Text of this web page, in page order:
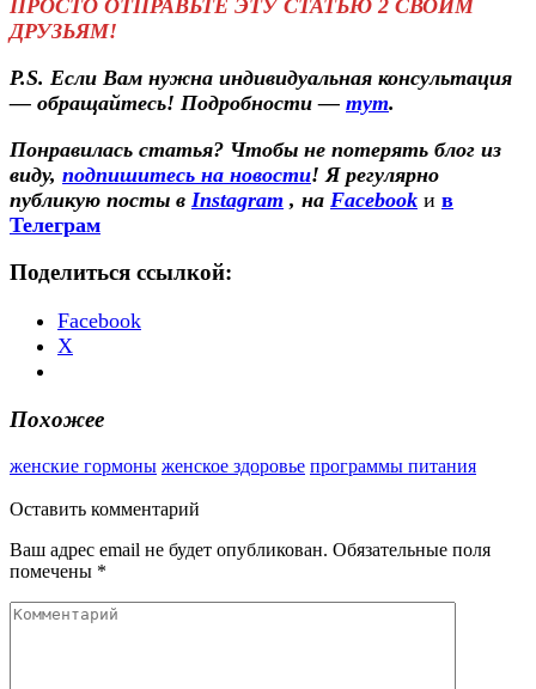
ПРОСТО ОТПРАВЬТЕ ЭТУ СТАТЬЮ 2 СВОИМ
ДРУЗЬЯМ!
P.S. Если Вам нужна индивидуальная консультация
— обращайтесь! Подробности — тут.
Понравилась статья? Чтобы не потерять блог из
виду, подпишитесь на новости! Я регулярно
публикую посты в Instagram , на Facebook и в
Телеграм
Поделиться ссылкой:
Facebook
X
Похожее
женские гормоны женское здоровье программы питания
Оставить комментарий
Ваш адрес email не будет опубликован. Обязательные поля
помечены *